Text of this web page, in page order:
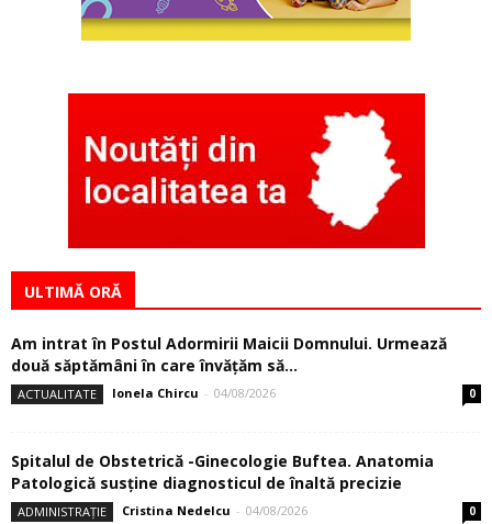
ULTIMĂ ORĂ
Am intrat în Postul Adormirii Maicii Domnului. Urmează
două săptămâni în care învăţăm să...
ACTUALITATE Ionela Chircu - 04/08/2026 0
Spitalul de Obstetrică -Ginecologie Buftea. Anatomia
Patologică susţine diagnosticul de înaltă precizie
ADMINISTRAȚIE Cristina Nedelcu - 04/08/2026 0